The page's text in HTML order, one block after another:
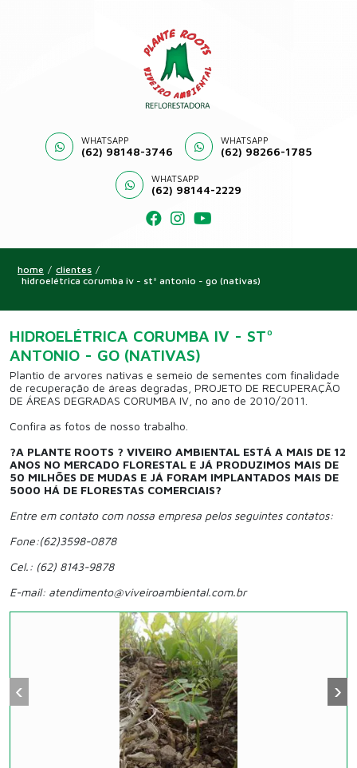
WHATSAPP
(62) 98148-3746
WHATSAPP
(62) 98266-1785
WHATSAPP
(62) 98144-2229
home / clientes /
hidroelétrica corumba iv - stº antonio - go (nativas)
HIDROELÉTRICA CORUMBA IV - STº
ANTONIO - GO (NATIVAS)
Plantio de arvores nativas e semeio de sementes com finalidade
de recuperação de áreas degradas, PROJETO DE RECUPERAÇÃO
DE ÁREAS DEGRADAS CORUMBA IV, no ano de 2010/2011.
Confira as fotos de nosso trabalho.
?A PLANTE ROOTS ? VIVEIRO AMBIENTAL ESTÁ A MAIS DE 12
ANOS NO MERCADO FLORESTAL E JÁ PRODUZIMOS MAIS DE
50 MILHÕES DE MUDAS E JÁ FORAM IMPLANTADOS MAIS DE
5000 HÁ DE FLORESTAS COMERCIAIS?
Entre em contato com nossa empresa pelos seguintes contatos:
Fone:(62)3598-0878
Cel.: (62) 8143-9878
E-mail: atendimento@viveiroambiental.com.br
‹ ›